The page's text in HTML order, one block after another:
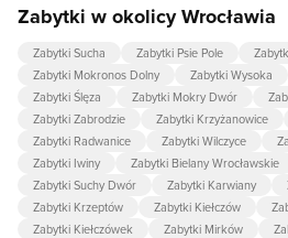
Zabytki w okolicy Wrocławia
Zabytki Sucha Zabytki Psie Pole
Zabytki Mokronos Dolny
Zabytki Wysoka
Zabytki Ślęza
Zabytki Mokry Dwór
Zabytki Zabrodzie
Zabytki Krzyżanowice
Zabytki Radwanice
Zabytki Wilczyce
Zabytki Iwiny
Zabytki Bielany Wrocławskie
Zabytki Suchy Dwór
Zabytki Karwiany
Zabytki Krzeptów
Zabytki Kiełczów
Zabytki Kiełczówek
Zabytki Mirków